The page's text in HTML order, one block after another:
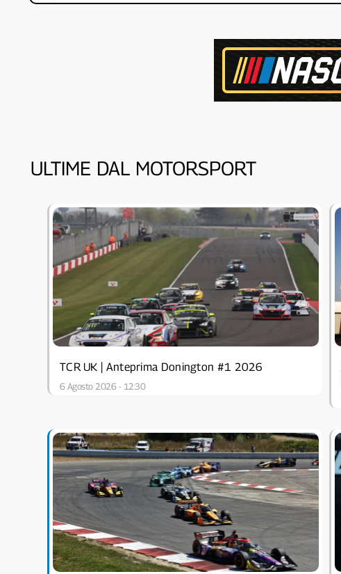
ULTIME DAL MOTORSPORT
TCR UK | Anteprima Donington #1 2026
6 Agosto 2026 - 12:30